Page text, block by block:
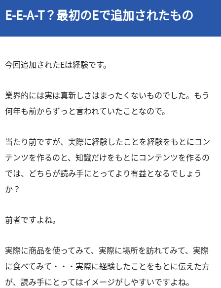
E-E-A-T？最初のEで追加されたもの
今回追加されたEは経験です。
業界的には実は真新しさはまったくないものでした。もう
何年も前からずっと言われていたことなので。
当たり前ですが、実際に経験したことを経験をもとにコン
テンツを作るのと、知識だけをもとにコンテンツを作るの
では、どちらが読み手にとってより有益となるでしょう
か？
前者ですよね。
実際に商品を使ってみて、実際に場所を訪れてみて、実際
に食べてみて・・・実際に経験したことをもとに伝えた方
が、読み手にとってはイメージがしやすいですよね。